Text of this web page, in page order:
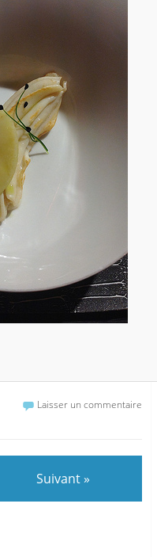
Laisser un commentaire
Suivant »